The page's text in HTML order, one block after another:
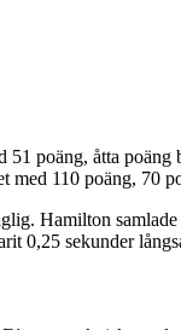
poäng, åtta poäng
med 110 poäng, 70
Hamilton
0,25 sekunder